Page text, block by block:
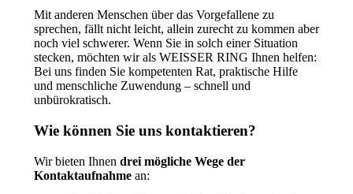
Mit anderen Menschen über das Vorgefallene zu
sprechen, fällt nicht leicht, allein zurecht zu kommen aber
noch viel schwerer. Wenn Sie in solch einer Situation
stecken, möchten wir als WEISSER RING Ihnen helfen:
Bei uns finden Sie kompetenten Rat, praktische Hilfe
und menschliche Zuwendung – schnell und
unbürokratisch.
Wie können Sie uns kontaktieren?
Wir bieten Ihnen drei mögliche Wege der
Kontaktaufnahme an: